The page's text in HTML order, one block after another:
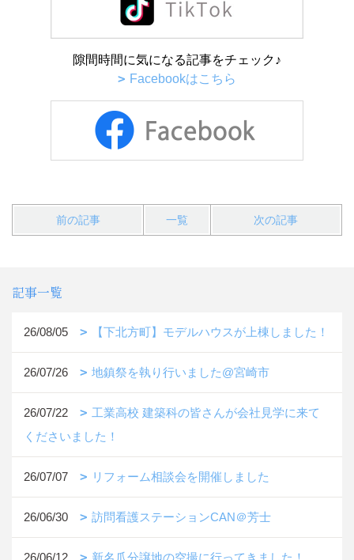
隙間時間に気になる記事をチェック♪
Facebookはこちら
前の記事 一覧 次の記事
記事一覧
26/08/05 【下北方町】モデルハウスが上棟しました！
26/07/26 地鎮祭を執り行いました@宮崎市
26/07/22
工業高校 建築科の皆さんが会社見学に来て
くださいました！
26/07/07 リフォーム相談会を開催しました
26/06/30 訪問看護ステーションCAN＠芳士
26/06/12 新名爪分譲地の空撮に行ってきました！